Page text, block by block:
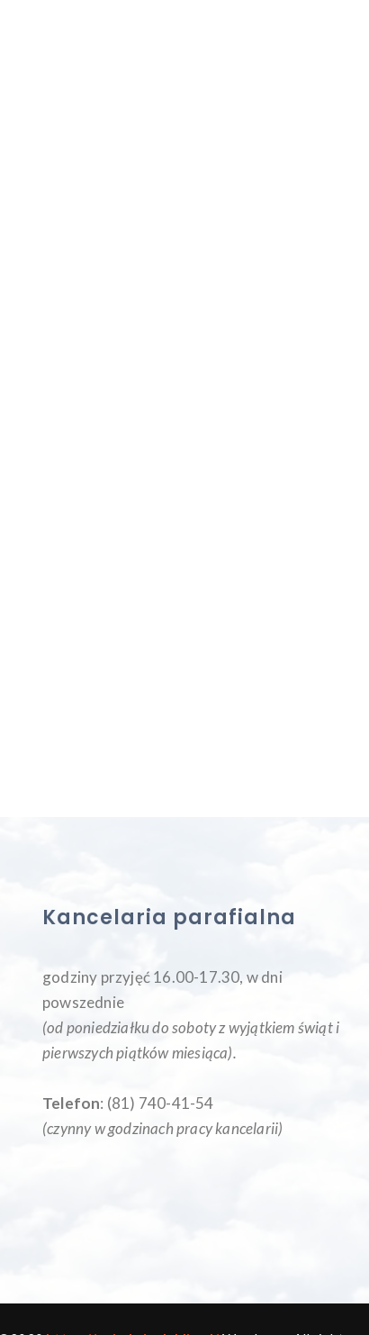
Kancelaria parafialna
godziny przyjęć 16.00-17.30, w dni
powszednie
(od poniedziałku do soboty z wyjątkiem świąt i
pierwszych piątków miesiąca).
Telefon: (81) 740-41-54
(czynny w godzinach pracy kancelarii)